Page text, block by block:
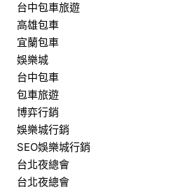
台中包車旅遊
高雄包車
宜蘭包車
娛樂城
台中包車
包車旅遊
博弈行銷
娛樂城行銷
SEO娛樂城行銷
台北夜總會
台北夜總會